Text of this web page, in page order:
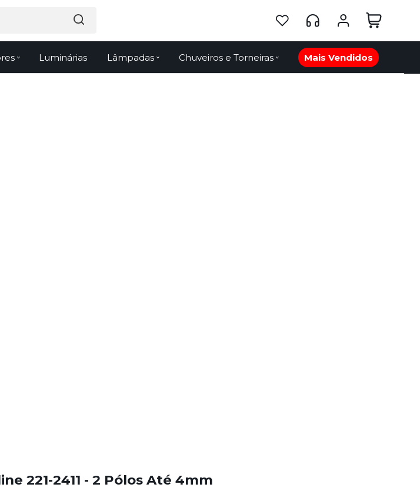
Luminárias Lâmpadas Chuveiros e Torneiras Mais Vendidos
221-2411 - 2 Pólos Até 4mm